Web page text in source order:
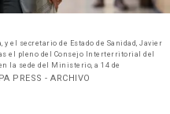
el secretario de Estado de Sanidad, Javier
el pleno del Consejo Interterritorial del
la sede del Ministerio, a 14 de
PRESS - ARCHIVO